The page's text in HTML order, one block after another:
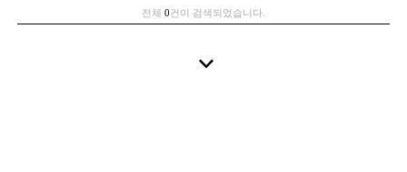
전체 0건이 검색되었습니다.